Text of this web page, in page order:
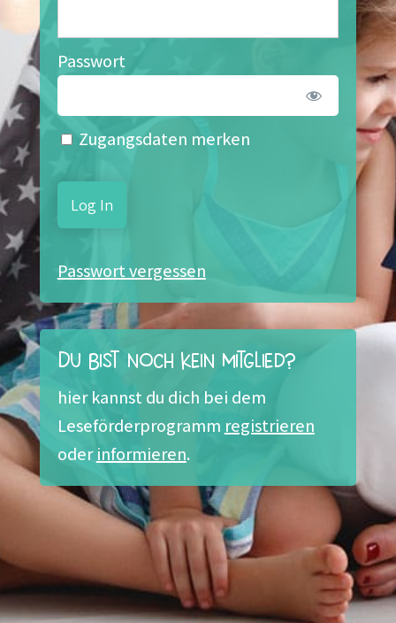
Passwort
Zugangsdaten merken
Passwort vergessen
Du bist noch kein Mitglied?
hier kannst du dich bei dem
Leseförderprogramm registrieren
oderinformieren.